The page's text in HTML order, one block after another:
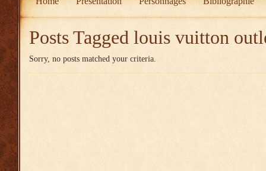
Posts Tagged louis vuitton
Sorry, no posts matched your criteria.